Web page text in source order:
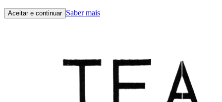
Aceitar e continuar Saber mais